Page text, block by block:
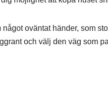
oväntat händer, som
och välj den väg som